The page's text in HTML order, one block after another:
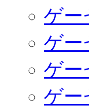
ゲー
ゲー
ゲー
ゲー